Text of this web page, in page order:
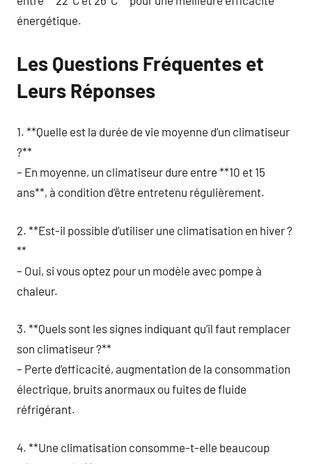
énergétique.
Les Questions Fréquentes et
Leurs Réponses
1. **Quelle est la durée de vie moyenne d’un climatiseur
?**
– En moyenne, un climatiseur dure entre **10 et 15
ans**, à condition d’être entretenu régulièrement.
2. **Est-il possible d’utiliser une climatisation en hiver ?
**
– Oui, si vous optez pour un modèle avec pompe à
chaleur.
3. **Quels sont les signes indiquant qu’il faut remplacer
son climatiseur ?**
– Perte d’efficacité, augmentation de la consommation
électrique, bruits anormaux ou fuites de fluide
réfrigérant.
4. **Une climatisation consomme-t-elle beaucoup